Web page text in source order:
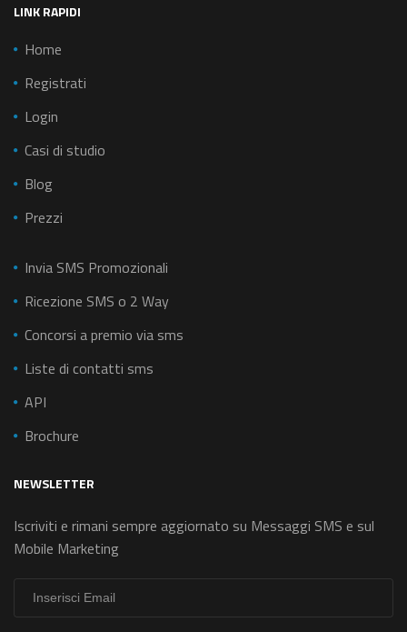
LINK RAPIDI
Home
Registrati
Login
Casi di studio
Blog
Prezzi
Invia SMS Promozionali
Ricezione SMS o 2 Way
Concorsi a premio via sms
Liste di contatti sms
API
Brochure
NEWSLETTER
Iscriviti e rimani sempre aggiornato su Messaggi SMS e sul
Mobile Marketing